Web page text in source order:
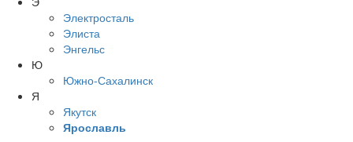
Электросталь
Элиста
Энгельс
Ю
Южно-Сахалинск
Я
Якутск
Ярославль